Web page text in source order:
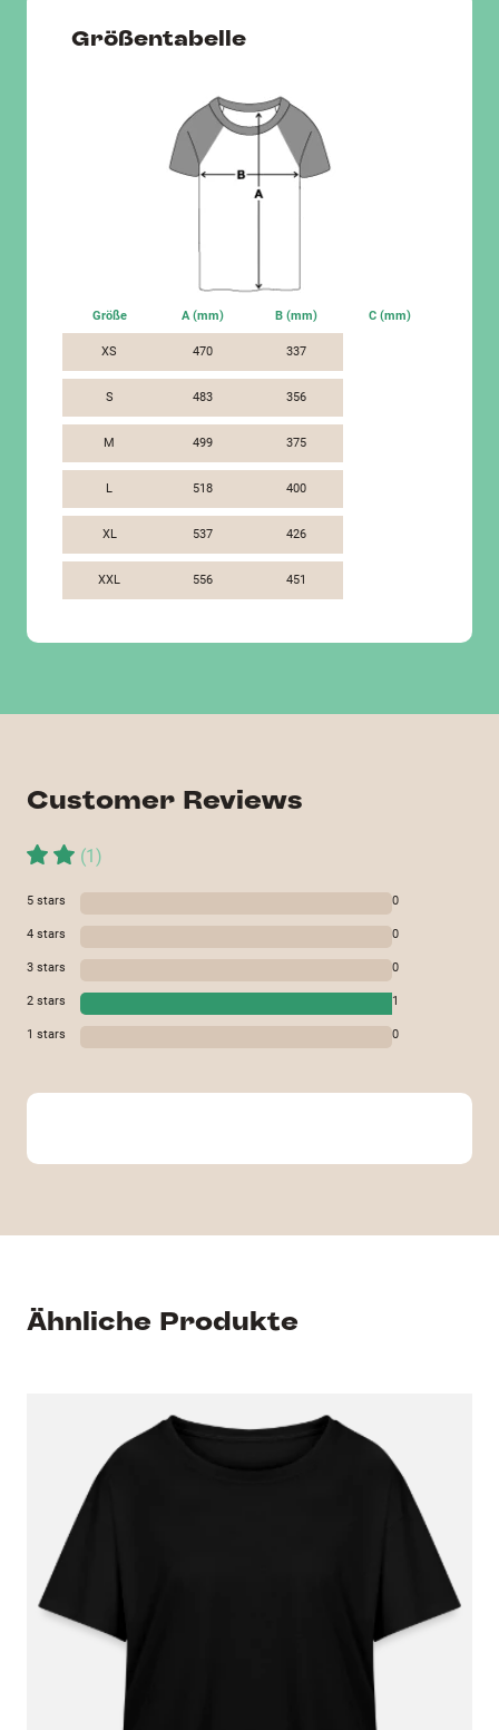
Größentabelle
Größe A (mm) B (mm) C (mm)
XS 470 337
S 483 356
M 499 375
L 518 400
XL 537 426
XXL 556 451
Customer Reviews
(1)
5 stars 0
4 stars 0
3 stars 0
2 stars 1
1 stars 0
Ähnliche Produkte